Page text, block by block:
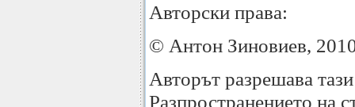
Авторски права:
© Антон Зиновиев,
Авторът разрешава
Разпространението на